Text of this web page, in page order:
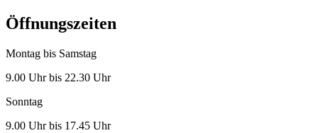
Öffnungszeiten
Montag bis Samstag
9.00 Uhr bis 22.30 Uhr
Sonntag
9.00 Uhr bis 17.45 Uhr